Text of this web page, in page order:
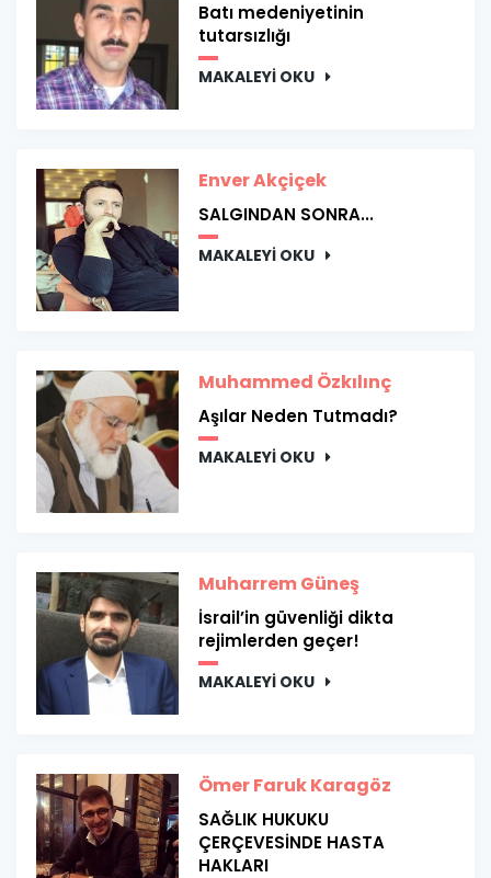
Batı medeniyetinin
tutarsızlığı
MAKALEYİ OKU
Enver Akçiçek
SALGINDAN SONRA...
MAKALEYİ OKU
Muhammed Özkılınç
Aşılar Neden Tutmadı?
MAKALEYİ OKU
Muharrem Güneş
İsrail’in güvenliği dikta
rejimlerden geçer!
MAKALEYİ OKU
Ömer Faruk Karagöz
SAĞLIK HUKUKU
ÇERÇEVESİNDE HASTA
HAKLARI